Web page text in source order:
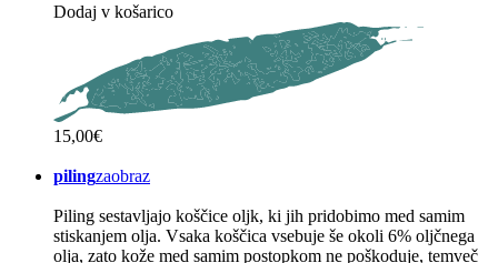
Dodaj v košarico
15,00€
pilingzaobraz
Piling sestavljajo koščice oljk, ki jih pridobimo med samim
stiskanjem olja. Vsaka koščica vsebuje še okoli 6% oljčnega
olja, zato kože med samim postopkom ne poškoduje, temveč